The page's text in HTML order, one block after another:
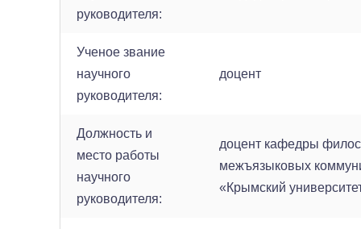
руководителя:
Ученое звание
научного
руководителя:
доцент
Должность и
место работы
научного
руководителя:
доцент кафедры
межъязыковых
«Крымский